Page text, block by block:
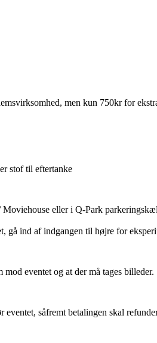
men kun 750kr for
stof til eftertanke
eller i Q-Park
gå ind af indgangen til højre for
eventet og at der må tages billeder.
såfremt betalingen skal